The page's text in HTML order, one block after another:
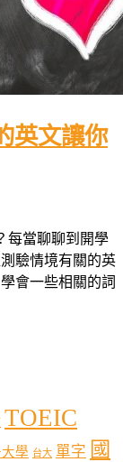
英文讓你
每當聊聊到開學
驗情境有關的英
會一些相關的詞
TOEIC
學 台大 單字 國